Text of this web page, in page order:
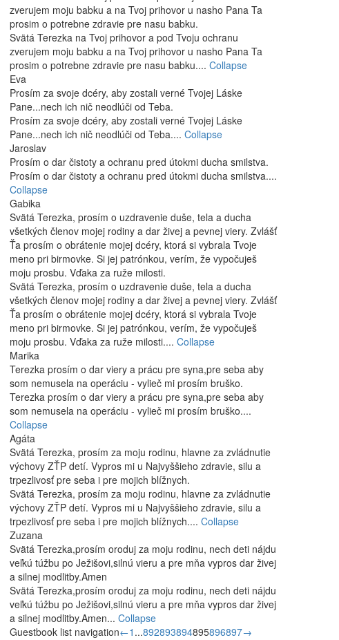
zverujem moju babku a na Tvoj prihovor u nasho Pana Ta
prosim o potrebne zdravie pre nasu babku.
Svätá Terezka na Tvoj prihovor a pod Tvoju ochranu
zverujem moju babku a na Tvoj prihovor u nasho Pana Ta
prosim o potrebne zdravie pre nasu babku.... Collapse
Eva
Prosím za svoje dcéry, aby zostali verné Tvojej Láske
Pane...nech ich nič neodlúči od Teba.
Prosím za svoje dcéry, aby zostali verné Tvojej Láske
Pane...nech ich nič neodlúči od Teba.... Collapse
Jaroslav
Prosím o dar čistoty a ochranu pred útokmi ducha smilstva.
Prosím o dar čistoty a ochranu pred útokmi ducha smilstva....
Collapse
Gabika
Svätá Terezka, prosím o uzdravenie duše, tela a ducha
všetkých členov mojej rodiny a dar živej a pevnej viery. Zvlášť
Ťa prosím o obrátenie mojej dcéry, ktorá si vybrala Tvoje
meno pri birmovke. Si jej patrónkou, verím, že vypočuješ
moju prosbu. Vďaka za ruže milosti.
Svätá Terezka, prosím o uzdravenie duše, tela a ducha
všetkých členov mojej rodiny a dar živej a pevnej viery. Zvlášť
Ťa prosím o obrátenie mojej dcéry, ktorá si vybrala Tvoje
meno pri birmovke. Si jej patrónkou, verím, že vypočuješ
moju prosbu. Vďaka za ruže milosti.... Collapse
Marika
Terezka prosím o dar viery a prácu pre syna,pre seba aby
som nemusela na operáciu - vylieč mi prosím bruško.
Terezka prosím o dar viery a prácu pre syna,pre seba aby
som nemusela na operáciu - vylieč mi prosím bruško....
Collapse
Agáta
Svätá Terezka, prosím za moju rodinu, hlavne za zvládnutie
výchovy ZŤP detí. Vypros mi u Najvyššieho zdravie, silu a
trpezlivosť pre seba i pre mojich blížnych.
Svätá Terezka, prosím za moju rodinu, hlavne za zvládnutie
výchovy ZŤP detí. Vypros mi u Najvyššieho zdravie, silu a
trpezlivosť pre seba i pre mojich blížnych.... Collapse
Zuzana
Svätá Terezka,prosím oroduj za moju rodinu, nech deti nájdu
veľkú túžbu po Ježišovi,silnú vieru a pre mňa vypros dar živej
a silnej modlitby.Amen
Svätá Terezka,prosím oroduj za moju rodinu, nech deti nájdu
veľkú túžbu po Ježišovi,silnú vieru a pre mňa vypros dar živej
a silnej modlitby.Amen... Collapse
Guestbook list navigation←1 ...892893894895896897→